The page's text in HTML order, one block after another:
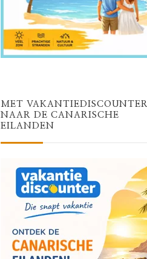
MET VAKANTIEDISCOUNTER
NAAR DE CANARISCHE
EILANDEN